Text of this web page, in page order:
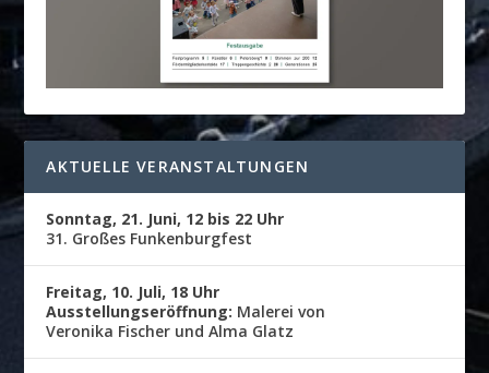
AKTUELLE VERANSTALTUNGEN
Sonntag, 21. Juni, 12 bis 22 Uhr
31. Großes Funkenburgfest
Freitag, 10. Juli, 18 Uhr
Ausstellungseröffnung: Malerei von
Veronika Fischer und Alma Glatz